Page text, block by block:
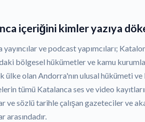
içeriğini kimler yazıya
yayıncılar ve podcast yapımcıları;
bölgesel hükümetler ve kamu
ülke olan Andorra'nın ulusal hükümeti
tümü Katalanca ses ve video
ve sözlü tarihle çalışan gazeteciler ve
arasındadır.